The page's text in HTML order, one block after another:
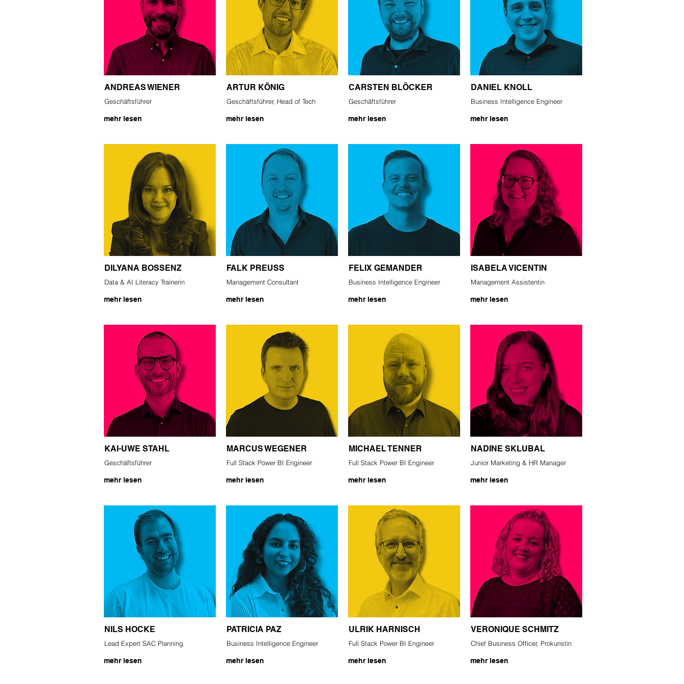
ANDREAS WIENER
Geschäftsführer
mehr lesen
DILYANA BOSSENZ
Data & AI Literacy Trainerin
mehr lesen
KAI-UWE STAHL
Geschäftsführer
mehr lesen
NILS HOCKE
Lead Expert SAC Planning
mehr lesen
ARTUR KÖNIG
Geschäftsführer, Head of Tech
mehr lesen
FALK PREUSS
Management Consultant
mehr lesen
MARCUS WEGENER
Full Stack Power BI Engineer
mehr lesen
PATRICIA PAZ
Business Intelligence Engineer
mehr lesen
CARSTEN BLÖCKER
Geschäftsführer
mehr lesen
FELIX GEMANDER
Business Intelligence Engineer
mehr lesen
MICHAEL TENNER
Full Stack Power BI Engineer
mehr lesen
ULRIK HARNISCH
Full Stack Power BI Engineer
mehr lesen
DANIEL KNOLL
Business Intelligence Engineer
mehr lesen
ISABELA VICENTIN
Management Assistentin
mehr lesen
NADINE SKLUBAL
Junior Marketing & HR Manager
mehr lesen
VERONIQUE SCHMITZ
Chief Business Officer, Prokuristin
mehr lesen